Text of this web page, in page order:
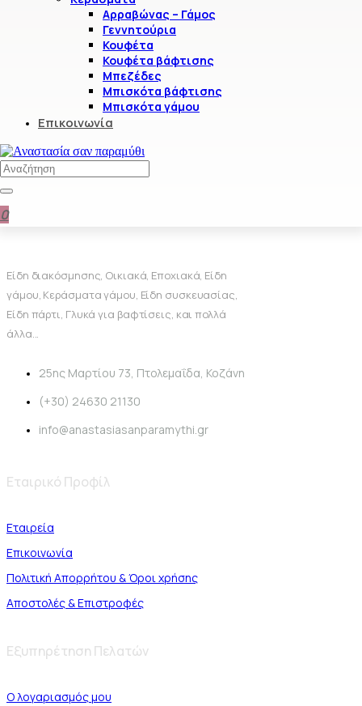
Αρραβώνας – Γάμος
Γεννητούρια
Κουφέτα
Κουφέτα βάφτισης
Μπεζέδες
Μπισκότα βάφτισης
Μπισκότα γάμου
Επικοινωνία
0
Παρουσίαση1–12 από 886Προϊόντων
Είδη διακόσμησης, Οικιακά, Εποχιακά, Είδη
γάμου, Κεράσματα γάμου, Είδη συσκευασίας,
Είδη πάρτι, Γλυκά για βαφτίσεις, και πολλά
άλλα...
25ης Μαρτίου 73, Πτολεμαΐδα, Κοζάνη
(+30) 24630 21130
info@anastasiasanparamythi.gr
Εταιρικό Προφίλ
Εταιρεία
Επικοινωνία
Πολιτική Απορρήτου & Όροι χρήσης
Αποστολές & Επιστροφές
Εξυπηρέτηση Πελατών
Ο λογαριασμός μου